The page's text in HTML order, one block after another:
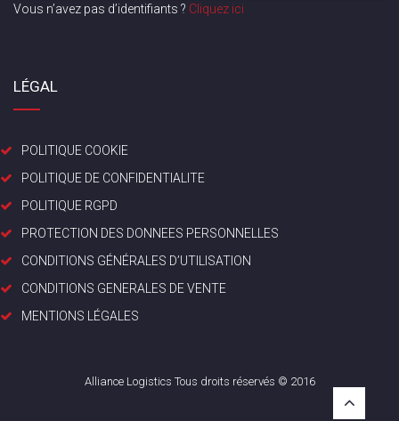
Vous n’avez pas d’identifiants ? Cliquez ici
LÉGAL
POLITIQUE COOKIE
POLITIQUE DE CONFIDENTIALITE
POLITIQUE RGPD
PROTECTION DES DONNEES PERSONNELLES
CONDITIONS GÉNÉRALES D’UTILISATION
CONDITIONS GENERALES DE VENTE
MENTIONS LÉGALES
Alliance Logistics Tous droits réservés © 2016